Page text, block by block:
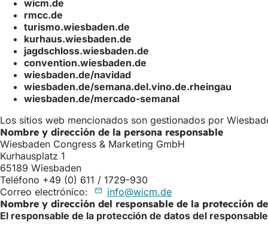
wicm.de
rmcc.de
turismo.wiesbaden.de
kurhaus.wiesbaden.de
jagdschloss.wiesbaden.de
convention.wiesbaden.de
wiesbaden.de/navidad
wiesbaden.de/semana.del.vino.de.rheingau
wiesbaden.de/mercado-semanal
Los sitios web mencionados son gestionados por
Nombre y dirección de la persona responsable
Wiesbaden Congress & Marketing GmbH
Kurhausplatz 1
65189 Wiesbaden
Teléfono +49 (0) 611 / 1729-930
Correo electrónico:
info wicm de
Nombre y dirección del responsable de la protección
El responsable de la protección de datos del